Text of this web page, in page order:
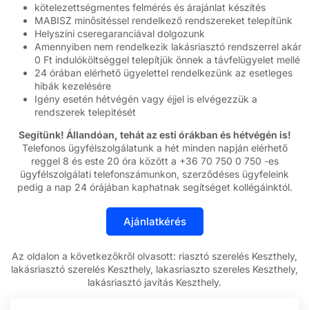
kötelezettségmentes felmérés és árajánlat készítés
MABISZ minősitéssel rendelkező rendszereket telepítünk
Helyszíni cseregaranciával dolgozunk
Amennyiben nem rendelkezik lakásriasztó rendszerrel akár
0 Ft indulóköltséggel telepítjük önnek a távfelügyelet mellé
24 órában elérhető ügyelettel rendelkezünk az esetleges
hibák kezelésére
Igény esetén hétvégén vagy éjjel is elvégezzük a
rendszerek telepitését
Segítünk! Állandóan, tehát az esti órákban és hétvégén is!
Telefonos ügyfélszolgálatunk a hét minden napján elérhető
reggel 8 és este 20 óra között a +36 70 750 0 750 -es
ügyfélszolgálati telefonszámunkon, szerződéses ügyfeleink
pedig a nap 24 órájában kaphatnak segítséget kollégáinktól.
Az oldalon a következőkről olvasott: riasztó szerelés Keszthely,
lakásriasztó szerelés Keszthely, lakasriaszto szereles Keszthely,
lakásriasztó javítás Keszthely.